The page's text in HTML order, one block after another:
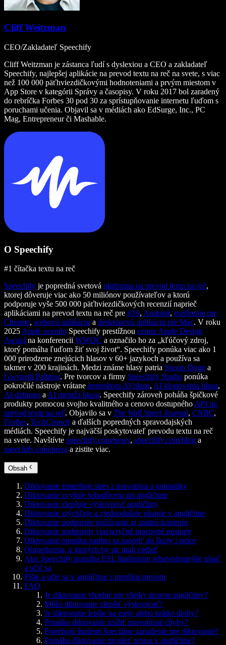
Cliff Weitzman
CEO/Zakladateľ Speechify
Cliff Weitzman je zástanca ľudí s dyslexiou a CEO a zakladateľ
Speechify, najlepšej aplikácie na prevod textu na reč na svete, s viac
než 100 000 päťhviezdičkovými hodnoteniami a prvým miestom v
App Store v kategórii Správy a časopisy. V roku 2017 bol zaradený
do rebríčka Forbes 30 pod 30 za sprístupňovanie internetu ľuďom s
poruchami učenia. Objavil sa v médiách ako EdSurge, Inc., PC
Mag, Entrepreneur či Mashable.
O Speechify
#1 čítačka textu na reč
Speechify je popredná svetová platforma na prevod textu na reč,
ktorej dôveruje viac ako 50 miliónov používateľov a ktorú
podporuje vyše 500 000 päťhviezdičkových recenzií naprieč
aplikáciami na prevod textu na reč pre iOS, Android, rozšírenie pre
Chrome, webovú aplikáciu a desktopovú aplikáciu pre Mac. V roku
2025 Apple ocenilo Speechify prestížnou cenou Apple Design
Award na konferencii WWDC a označilo ho za „kľúčový zdroj,
ktorý pomáha ľuďom žiť svoj život“. Speechify ponúka viac ako 1
000 prirodzene znejúcich hlasov v 60+ jazykoch a používa sa
takmer v 200 krajinách. Medzi známe hlasy patria Snoop Dogg a
Gwyneth Paltrow. Pre tvorcov a firmy Speechify Studio ponúka
pokročilé nástroje vrátane generátora AI hlasu, AI klonovania hlasu,
AI dabingu a AI meniča hlasu. Speechify zároveň poháňa špičkové
produkty pomocou svojho kvalitného a cenovo dostupného API na
prevod textu na reč. Objavilo sa v The Wall Street Journal, CNBC,
Forbes, TechCrunch a ďalších popredných spravodajských
médiách. Speechify je najväčší poskytovateľ prevodu textu na reč
na svete. Navštívte speechify.com/news, speechify.com/blog a
speechify.com/press a zistite viac.
Obsah
Diktovanie zmierňuje stres z pravopisu a gramatiky
Diktovanie zvyšuje sebadôveru pri angličtine
Diktovanie zlepšuje výslovnosť angličtiny
Diktovanie zrýchľuje a zjednodušuje písanie v angličtine
Diktovanie podporuje počúvanie aj spätnú kontrolu
Diktovanie podporuje viacjazyčné pracovné postupy
Diktovanie pomáha naplno sa zapojiť do školy i práce
Obmedzenia, o ktorých by ste mali vedieť
Ako Speechify pomáha ESL študentom sebavedomejšie písať
a učiť sa
Píšte a učte sa v angličtine s menším stresom
FAQ
Je diktovanie vhodné pre všetky úrovne angličtiny?
Môže diktovanie zlepšiť výslovnosť?
Je diktovanie lepšie na eseje alebo krátke úlohy?
Pomáha diktovanie znížiť pravopisné chyby?
Potrebujú študenti špeciálne zariadenie pre diktovanie?
Pomáha diktovanie myslieť rovno v angličtine?